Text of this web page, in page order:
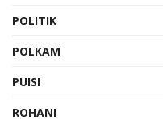
POLITIK
POLKAM
PUISI
ROHANI